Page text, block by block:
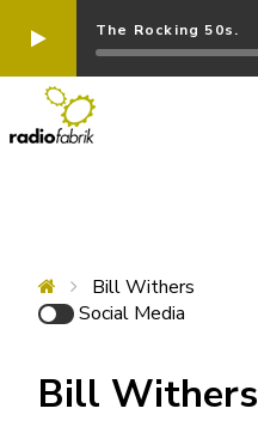
The Rocking 50s.
Bill Withers
Social Media
Bill Withers